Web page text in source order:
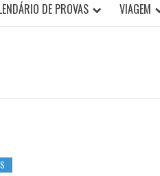
DE PROVAS VIAGEM